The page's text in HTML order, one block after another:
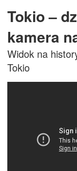
Tokio –
kamera
Widok na
Tokio